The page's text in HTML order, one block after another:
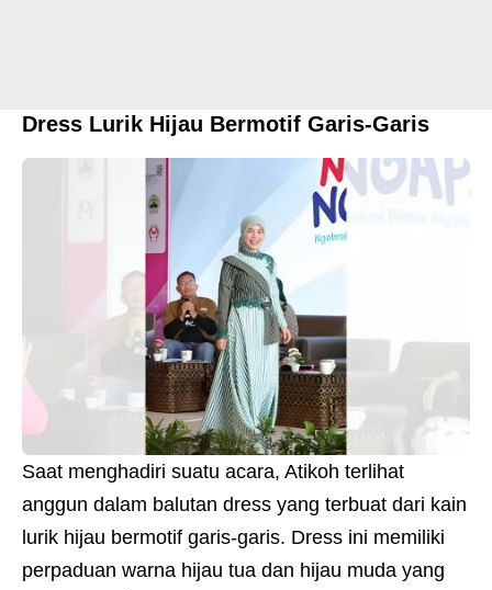
Dress Lurik Hijau Bermotif Garis-Garis
Saat menghadiri suatu acara, Atikoh terlihat
anggun dalam balutan dress yang terbuat dari kain
lurik hijau bermotif garis-garis. Dress ini memiliki
perpaduan warna hijau tua dan hijau muda yang